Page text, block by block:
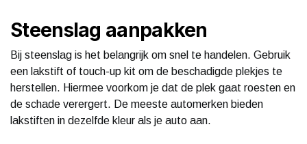
Steenslag aanpakken
Bij steenslag is het belangrijk om snel te handelen. Gebruik
een lakstift of touch-up kit om de beschadigde plekjes te
herstellen. Hiermee voorkom je dat de plek gaat roesten en
de schade verergert. De meeste automerken bieden
lakstiften in dezelfde kleur als je auto aan.